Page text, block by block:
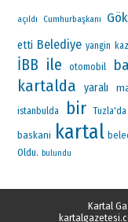
açıldı Cumhurbaşkanı
etti Belediye yangin
İBB ile otomobil
kartalda yaralı
istanbulda bir Tuzla'da
baskani kartal
Oldu. bulundu
Kartal